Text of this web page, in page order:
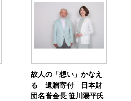
故人の「想い」かなえ
る 遺贈寄付 日本財
団名誉会長 笹川陽平氏